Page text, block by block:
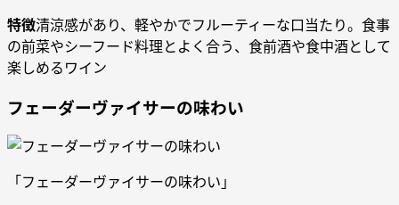
特徴清涼感があり、軽やかでフルーティーな口当たり。食事
の前菜やシーフード料理とよく合う、食前酒や食中酒として
楽しめるワイン
フェーダーヴァイサーの味わい
「フェーダーヴァイサーの味わい」